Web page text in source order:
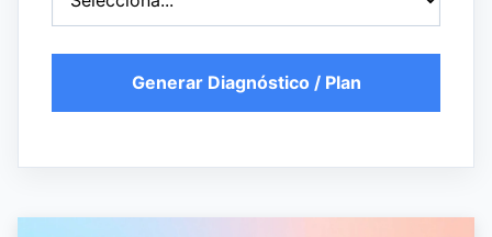
Generar Diagnóstico / Plan